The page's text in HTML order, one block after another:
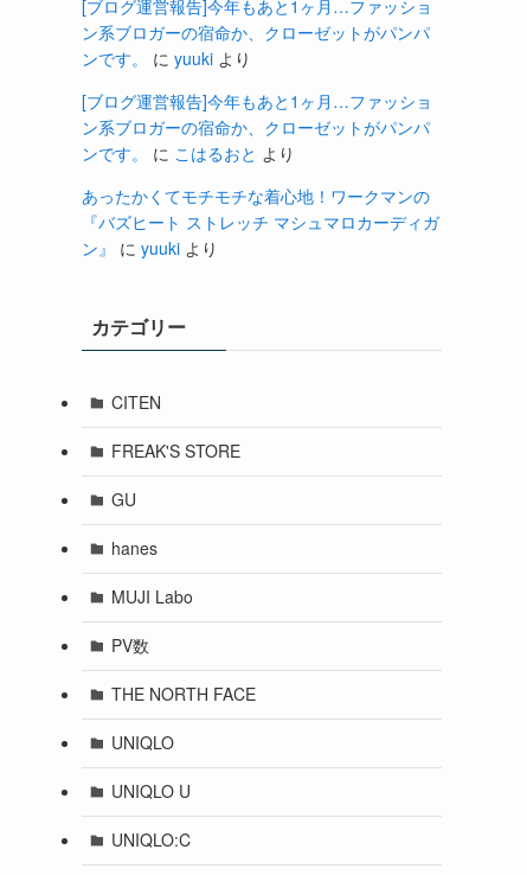
[ブログ運営報告]今年もあと1ヶ月…ファッショ
ン系ブロガーの宿命か、クローゼットがパンパ
ンです。
に yuuki より
[ブログ運営報告]今年もあと1ヶ月…ファッショ
ン系ブロガーの宿命か、クローゼットがパンパ
ンです。
に こはるおと より
あったかくてモチモチな着心地！ワークマンの
『バズヒート ストレッチ マシュマロカーディガ
ン』
に yuuki より
カテゴリー
CITEN
FREAK'S STORE
GU
hanes
MUJI Labo
PV数
THE NORTH FACE
UNIQLO
UNIQLO U
UNIQLO:C